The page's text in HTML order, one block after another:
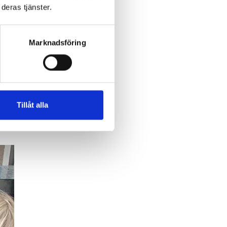
tjänster.
Marknadsföring
Tillåt alla